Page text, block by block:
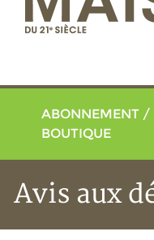
ABONNEMENT /
BOUTIQUE
Avis aux